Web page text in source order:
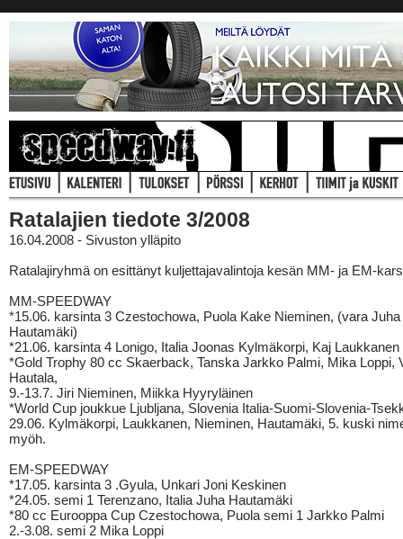
Ratalajien tiedote 3/2008
16.04.2008 - Sivuston ylläpito
Ratalajiryhmä on esittänyt kuljettajavalintoja kesän MM- ja EM-
MM-SPEEDWAY
*15.06. karsinta 3 Czestochowa, Puola Kake Nieminen, (vara Juha
Hautamäki)
*21.06. karsinta 4 Lonigo, Italia Joonas Kylmäkorpi, Kaj Laukkanen
*Gold Trophy 80 cc Skaerback, Tanska Jarkko Palmi, Mika Loppi,
Hautala,
9.-13.7. Jiri Nieminen, Miikka Hyyryläinen
*World Cup joukkue Ljubljana, Slovenia Italia-Suomi-Slovenia-
29.06. Kylmäkorpi, Laukkanen, Nieminen, Hautamäki, 5. kuski
myöh.
EM-SPEEDWAY
*17.05. karsinta 3 .Gyula, Unkari Joni Keskinen
*24.05. semi 1 Terenzano, Italia Juha Hautamäki
*80 cc Eurooppa Cup Czestochowa, Puola semi 1 Jarkko Palmi
2.-3.08. semi 2 Mika Loppi